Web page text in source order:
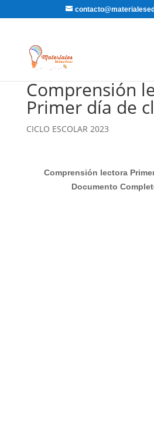
Comprensión
Primer día de
CICLO ESCOLAR 2023
Comprensión lectora
Documento